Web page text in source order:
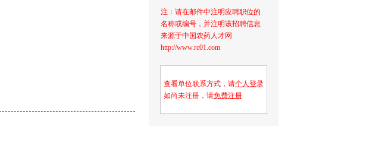
注：请在邮件中注明应聘职位的
名称或编号，并注明该招聘信息
来源于中国农药人才网
http://www.rc01.com
查看单位联系方式，请个人登录
如尚未注册，请免费注册